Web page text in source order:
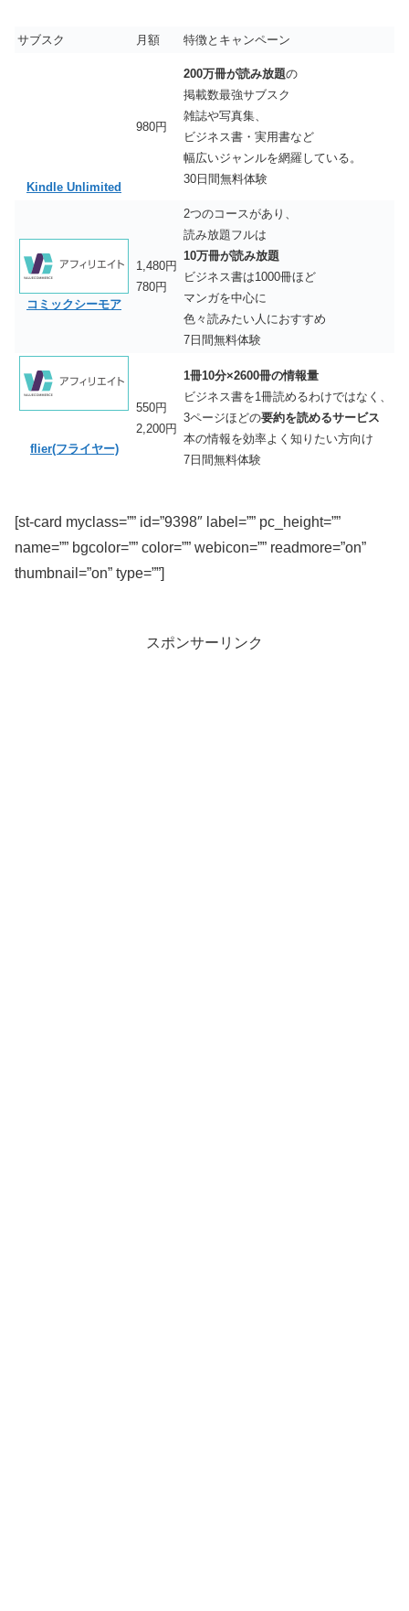
サブスク 月額 特徴とキャンペーン
Kindle Unlimited
980円
200万冊が読み放題の
掲載数最強サブスク
雑誌や写真集、
ビジネス書・実用書など
幅広いジャンルを網羅している。
30日間無料体験
コミックシーモア
1,480円
780円
2つのコースがあり、
読み放題フルは
10万冊が読み放題
ビジネス書は1000冊ほど
マンガを中心に
色々読みたい人におすすめ
7日間無料体験
flier(フライヤー)
550円
2,200円
1冊10分×2600冊の情報量
ビジネス書を1冊読めるわけではなく、
3ページほどの要約を読めるサービス
本の情報を効率よく知りたい方向け
7日間無料体験
[st-card myclass=”” id=”9398″ label=”” pc_height=””
name=”” bgcolor=”” color=”” webicon=”” readmore=”on”
thumbnail=”on” type=””]
スポンサーリンク